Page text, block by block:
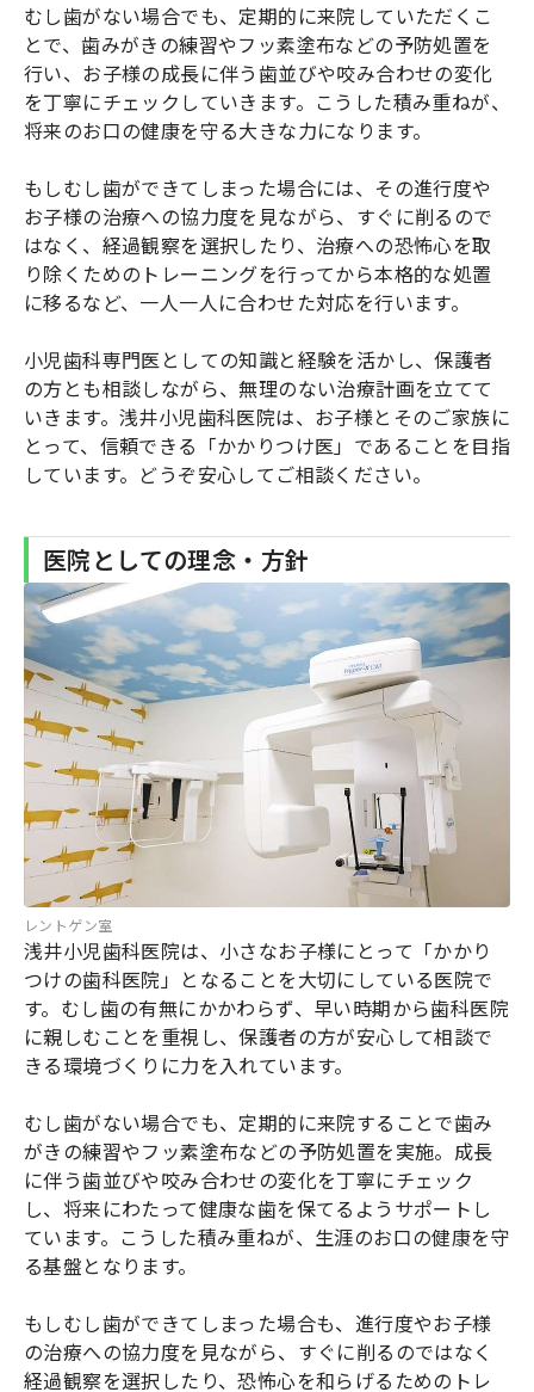
むし歯がない場合でも、定期的に来院していただくこ
とで、歯みがきの練習やフッ素塗布などの予防処置を
行い、お子様の成長に伴う歯並びや咬み合わせの変化
を丁寧にチェックしていきます。こうした積み重ねが、
将来のお口の健康を守る大きな力になります。
もしむし歯ができてしまった場合には、その進行度や
お子様の治療への協力度を見ながら、すぐに削るので
はなく、経過観察を選択したり、治療への恐怖心を取
り除くためのトレーニングを行ってから本格的な処置
に移るなど、一人一人に合わせた対応を行います。
小児歯科専門医としての知識と経験を活かし、保護者
の方とも相談しながら、無理のない治療計画を立てて
いきます。浅井小児歯科医院は、お子様とそのご家族に
とって、信頼できる「かかりつけ医」であることを目指
しています。どうぞ安心してご相談ください。
医院としての理念・方針
レントゲン室
浅井小児歯科医院は、小さなお子様にとって「かかり
つけの歯科医院」となることを大切にしている医院で
す。むし歯の有無にかかわらず、早い時期から歯科医院
に親しむことを重視し、保護者の方が安心して相談で
きる環境づくりに力を入れています。
むし歯がない場合でも、定期的に来院することで歯み
がきの練習やフッ素塗布などの予防処置を実施。成長
に伴う歯並びや咬み合わせの変化を丁寧にチェック
し、将来にわたって健康な歯を保てるようサポートし
ています。こうした積み重ねが、生涯のお口の健康を守
る基盤となります。
もしむし歯ができてしまった場合も、進行度やお子様
の治療への協力度を見ながら、すぐに削るのではなく
経過観察を選択したり、恐怖心を和らげるためのトレ